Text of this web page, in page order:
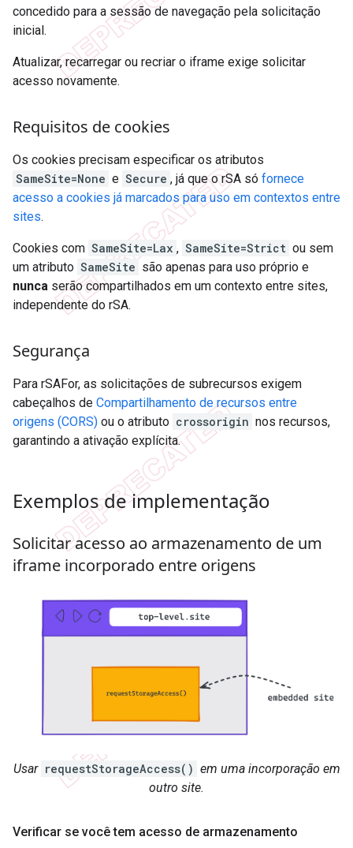
concedido para a sessão de navegação pela solicitação
inicial.
Atualizar, recarregar ou recriar o iframe exige solicitar
acesso novamente.
Requisitos de cookies
Os cookies precisam especificar os atributos
SameSite=None e Secure , já que o rSA só fornece
acesso a cookies já marcados para uso em contextos entre
sites.
Cookies com SameSite=Lax , SameSite=Strict ou sem
um atributo SameSite são apenas para uso próprio e
nunca serão compartilhados em um contexto entre sites,
independente do rSA.
Segurança
Para rSAFor, as solicitações de subrecursos exigem
cabeçalhos de Compartilhamento de recursos entre
origens (CORS) ou o atributo crossorigin nos recursos,
garantindo a ativação explícita.
Exemplos de implementação
Solicitar acesso ao armazenamento de um
iframe incorporado entre origens
Usar requestStorageAccess() em uma incorporação em
outro site.
Verificar se você tem acesso de armazenamento